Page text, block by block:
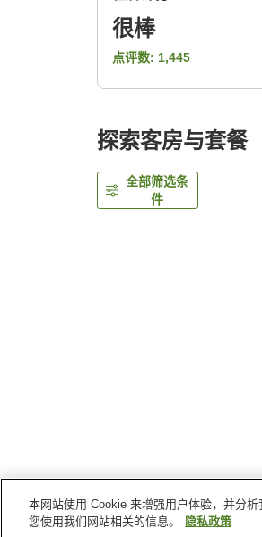
很棒
点评数: 1,445
探索客房与套餐
全部筛选条
件
首页 日本 神奈川县
本网站使用 Cookie 来增强用户体验，并分
您使用我们网站相关的信息。
隐私政策